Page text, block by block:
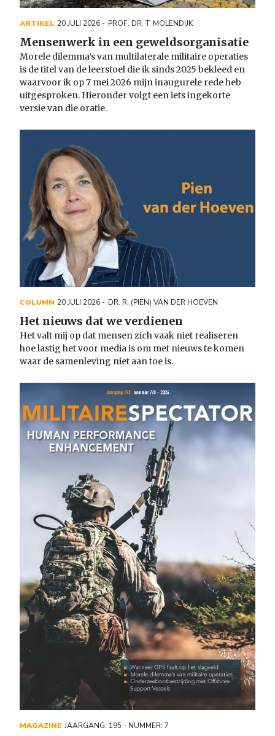
ARTIKEL 20 JULI 2026 PROF. DR. T. MOLENDIJK
Mensenwerk in een geweldsorganisatie
Morele dilemma’s van multilaterale militaire operaties
is de titel van de leerstoel die ik sinds 2025 bekleed en
waarvoor ik op 7 mei 2026 mijn inaugurele rede heb
uitgesproken. Hieronder volgt een iets ingekorte
versie van die oratie.
COLUMN 20 JULI 2026 DR. R. (PIEN) VAN DER HOEVEN
Het nieuws dat we verdienen
Het valt mij op dat mensen zich vaak niet realiseren
hoe lastig het voor media is om met nieuws te komen
waar de samenleving niet aan toe is.
MAGAZINE JAARGANG: 195 - NUMMER: 7